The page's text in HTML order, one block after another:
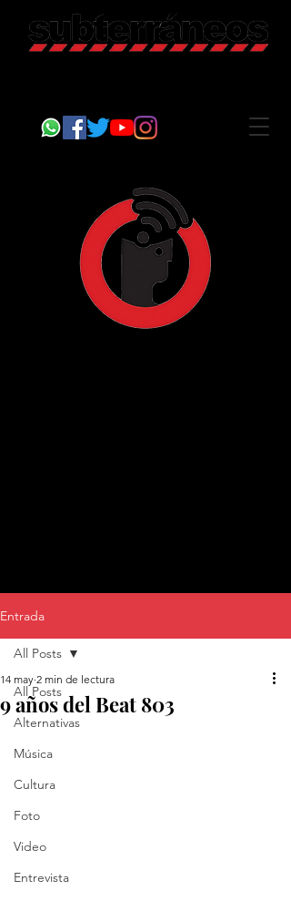
Entrada
All Posts
Alternativas
Música
Cultura
Foto
Video
Entrevista
All Posts
9 años del Beat 803
14 may 2 min de lectura